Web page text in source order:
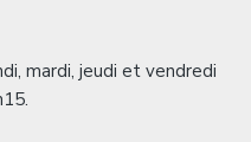
mardi, jeudi et vendredi